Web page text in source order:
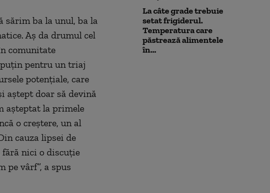
sărim ba la unul, ba la
Aș da drumul cel
comunitate
pentru un triaj
potențiale, care
aștept doar să devină
așteptat la primele
o creștere, un al
cauza lipsei de
nici o discuție
pe vârf”, a spus
La câte grade trebuie
setat frigiderul.
Temperatura care
păstrează alimentele
în...